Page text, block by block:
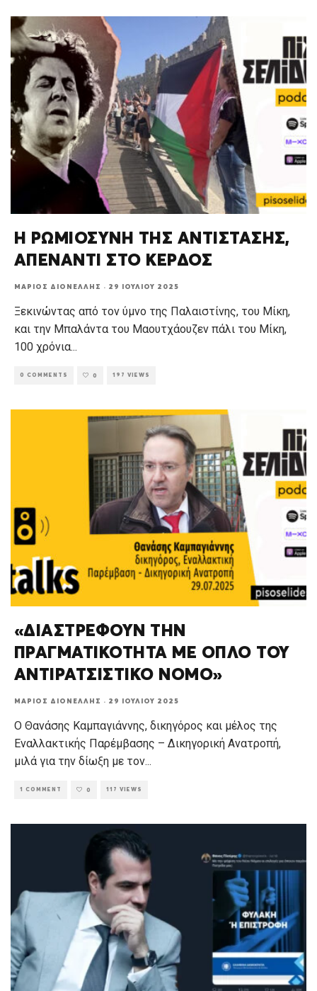
Η ΡΩΜΙΟΣΥΝΗ ΤΗΣ ΑΝΤΙΣΤΑΣΗΣ,
ΑΠΕΝΑΝΤΙ ΣΤΟ ΚΕΡΔΟΣ
ΜΆΡΙΟΣ ΔΙΟΝΈΛΛΗΣ · 29 ΙΟΥΛΊΟΥ 2025
Ξεκινώντας από τον ύμνο της Παλαιστίνης, του Μίκη,
και την Μπαλάντα του Μαουτχάουζεν πάλι του Μίκη,
100 χρόνια...
0 COMMENTS 0 197 VIEWS
«ΔΙΑΣΤΡΕΦΟΥΝ ΤΗΝ
ΠΡΑΓΜΑΤΙΚΟΤΗΤΑ ΜΕ ΟΠΛΟ ΤΟΥ
ΑΝΤΙΡΑΤΣΙΣΤΙΚΟ ΝΟΜΟ»
ΜΆΡΙΟΣ ΔΙΟΝΈΛΛΗΣ · 29 ΙΟΥΛΊΟΥ 2025
Ο Θανάσης Καμπαγιάννης, δικηγόρος και μέλος της
Εναλλακτικής Παρέμβασης – Δικηγορική Ανατροπή,
μιλά για την δίωξη με τον...
1 COMMENT 0 117 VIEWS